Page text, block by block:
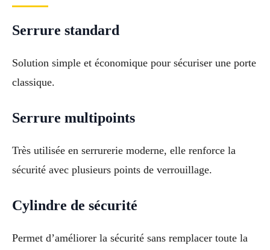
Serrure standard
Solution simple et économique pour sécuriser une porte
classique.
Serrure multipoints
Très utilisée en serrurerie moderne, elle renforce la
sécurité avec plusieurs points de verrouillage.
Cylindre de sécurité
Permet d’améliorer la sécurité sans remplacer toute la